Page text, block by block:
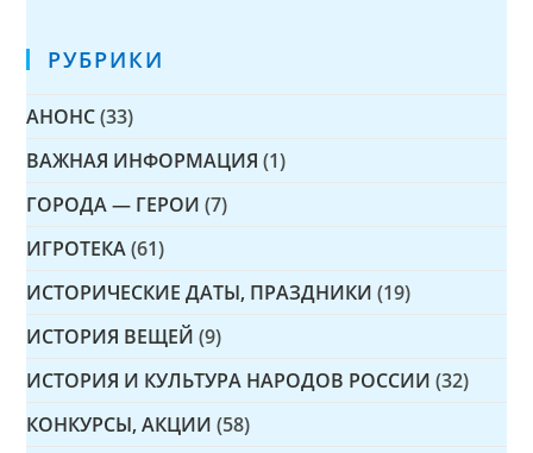
РУБРИКИ
АНОНС (33)
ВАЖНАЯ ИНФОРМАЦИЯ (1)
ГОРОДА — ГЕРОИ (7)
ИГРОТЕКА (61)
ИСТОРИЧЕСКИЕ ДАТЫ, ПРАЗДНИКИ (19)
ИСТОРИЯ ВЕЩЕЙ (9)
ИСТОРИЯ И КУЛЬТУРА НАРОДОВ РОССИИ (32)
КОНКУРСЫ, АКЦИИ (58)